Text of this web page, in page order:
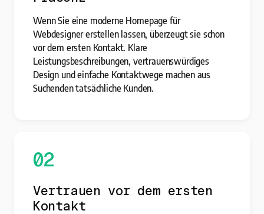
Wenn Sie eine moderne Homepage für
Webdesigner erstellen lassen, überzeugt sie schon
vor dem ersten Kontakt. Klare
Leistungsbeschreibungen, vertrauenswürdiges
Design und einfache Kontaktwege machen aus
Suchenden tatsächliche Kunden.
02
Vertrauen vor dem ersten
Kontakt